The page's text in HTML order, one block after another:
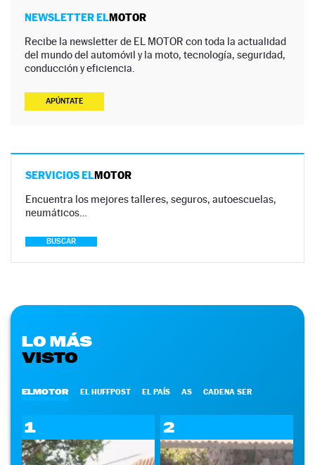
NEWSLETTER ELMOTOR
Recibe la newsletter de EL MOTOR con toda la actualidad
del mundo del automóvil y la moto, tecnología, seguridad,
conducción y eficiencia.
APÚNTATE
SERVICIOS ELMOTOR
Encuentra los mejores talleres, seguros, autoescuelas,
neumáticos…
BUSCAR
LO MÁS
VISTO
ELMOTOR EL HUFFPOST EL PAÍS AS CADENA SER
1 2